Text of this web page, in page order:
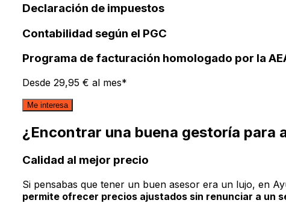
Declaración de impuestos
Contabilidad según el PGC
Programa de facturación homologado por la
Desde 29,95 € al mes*
Me interesa
¿Encontrar una buena gestoría para
Calidad al mejor precio
Si pensabas que tener un buen asesor era un lujo, en
permite ofrecer precios ajustados sin renunciar a un